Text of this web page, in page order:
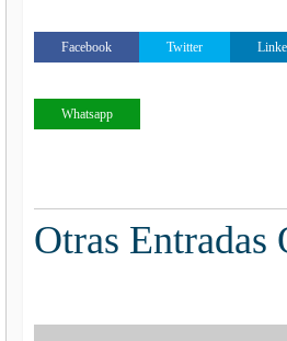
Facebook Twitter
Whatsapp
Otras Entradas